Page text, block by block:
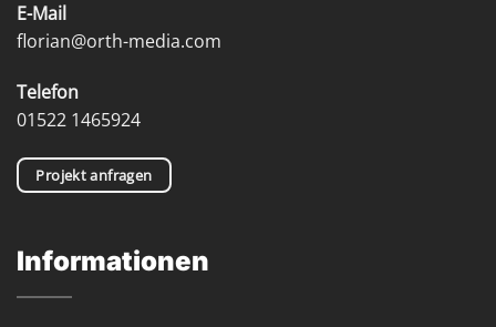
E-Mail
florian@orth-media.com
Telefon
01522 1465924
Projekt anfragen
Informationen